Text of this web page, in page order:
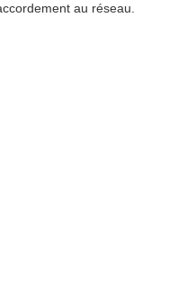
au réseau.